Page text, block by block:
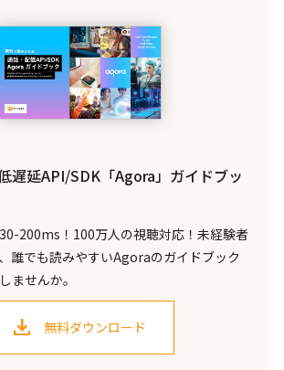
遅延API/SDK「Agora」ガイドブッ
200ms！100万人の視聴対応！未経験者
誰でも読みやすいAgoraのガイドブック
ませんか。
無料ダウンロード